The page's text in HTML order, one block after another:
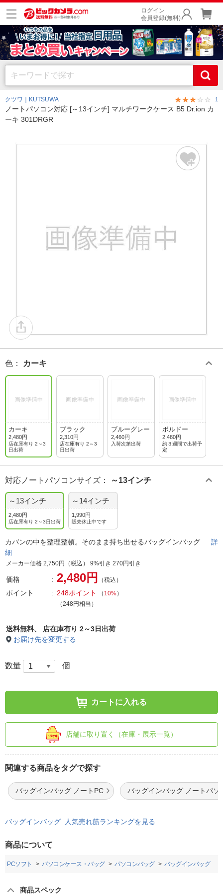
ログイン
会員登録(無料)
クツワ｜KUTSUWA 1
ノートパソコン対応 [～13インチ] マルチワークケース B5 Dr.ion カ
ーキ 301DRGR
色 ： カーキ
カーキ
2,480円
店在庫有り 2～3
日出荷
ブラック
2,310円
店在庫有り 2～3
日出荷
ブルーグレー
2,460円
入荷次第出荷
ボルドー
2,480円
約３週間で出荷予
定
対応ノートパソコンサイズ ： ～13インチ
～13インチ
2,480円
店在庫有り 2～3日出荷
～14インチ
1,990円
販売休止中です
カバンの中を整理整頓。そのまま持ち出せるバッグインバッグ 詳
細
メーカー価格 2,750円（税込） 9%引き 270円引き
価格 2,480円 （税込）
ポイント 248ポイント （ 10%）
（248円相当）
送料無料、
店在庫有り 2～3日出荷
お届け先を変更する
数量 個
カートに入れる
店舗に取り置く（在庫・展示一覧）
関連する商品をタグで探す
バッグインバッグ ノートPC バッグインバッグ ノートパソ
バッグインバッグ 人気売れ筋ランキングを見る
商品について
PCソフト パソコンケース・バッグ パソコンバッグ バッグインバッグ
商品スペック